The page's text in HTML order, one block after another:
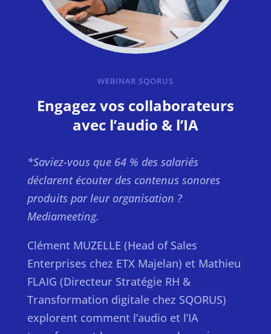
WEBINAR SQORUS
Engagez vos collaborateurs
avec l’audio & l’IA
*Saviez-vous que 64 % des salariés
déclarent écouter des contenus sonores
produits par leur organisation ?
Mediameeting.
Clément MUZELLE (Head of Sales
Enterprises chez ETX Majelan) et Mathieu
FLAIG (Directeur Stratégie RH &
Transformation digitale chez SQORUS)
explorent comment l’audio et l’IA